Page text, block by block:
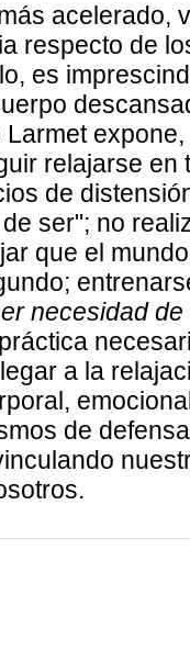
acelerado,
respecto de
es
relajarse en
de
ser"; no
que el
necesidad de
a la
de